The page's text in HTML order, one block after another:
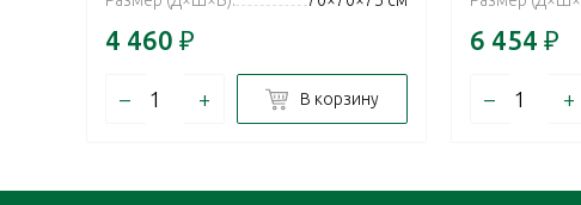
4 460 ₽
– + В корзину
6 454 ₽
– +